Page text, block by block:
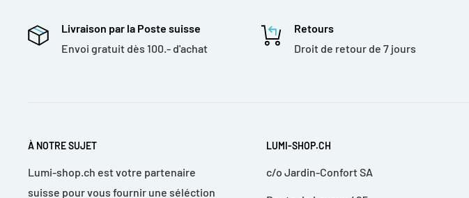
directement vers vous.
Un chauffage ultime.
Le pied bas en étoile vous offre de nombreuses possibilités pour orienter la chaleur du
Livraison par la Poste suisse
Envoi gratuit dès 100.- d'achat
Retours
Droit de retour de 7 jours
À NOTRE SUJET
Lumi-shop.ch est votre partenaire
suisse pour vous fournir une séléction
LUMI-SHOP.CH
c/o Jardin-Confort SA